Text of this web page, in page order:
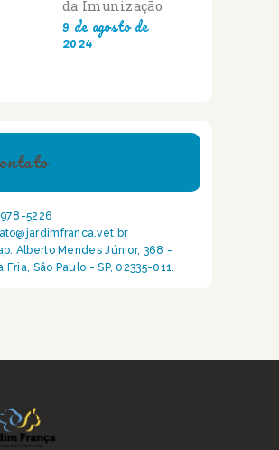
da Imunização
9 de agosto de
2024
5226
Alberto Mendes Júnior, 368 -
Fria, São Paulo - SP, 02335-011.